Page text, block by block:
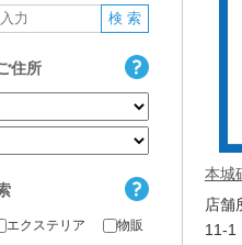
本城
店舗
11-1
住所
エクステリア 物販